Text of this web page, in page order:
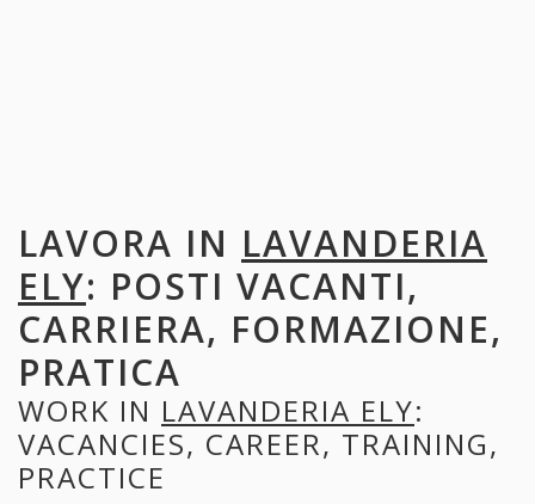
LAVORA IN LAVANDERIA
ELY: POSTI VACANTI,
CARRIERA, FORMAZIONE,
PRATICA
WORK IN LAVANDERIA ELY:
VACANCIES, CAREER, TRAINING,
PRACTICE